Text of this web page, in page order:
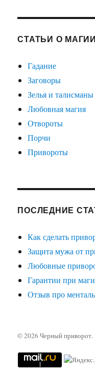
СТАТЬИ О МАГИИ
Гадание
Заговоры
Зелья и талисманы
Любовная магия
Отвороты
Порчи
Привороты
ПОСЛЕДНИЕ
Как сделать
Защита мужа от
Любовные
Гарантии при
Отзыв про
© 2026Черный приворот.